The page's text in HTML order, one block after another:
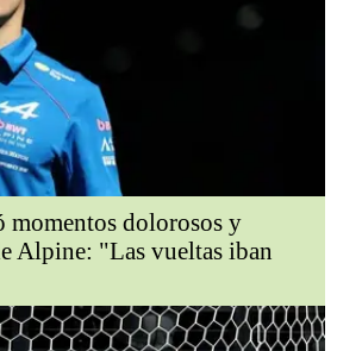
momentos dolorosos y
Alpine: "Las vueltas iban